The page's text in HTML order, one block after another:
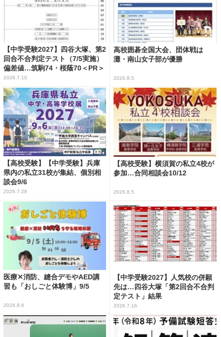
【中学受験2027】四谷大塚、第2
回合不合判定テスト（7/5実施）
偏差値…筑駒74・桜蔭70＜PR＞
2026.7.10
高校囲碁全国大会、団体戦は
灘・南山女子部が優勝
2026.8.5
【高校受験】【中学受験】兵庫
県内の私立31校が集結、個別相
談会9/6
2026.7.28
【高校受験】横須賀の私立4校が
参加…合同相談会10/12
2026.8.5
医療✕消防、縫合デモやAED講
習も「おしごと体験博」9/5
2026.8.6
【中学受験2027】人気校の併願
先は…四谷大塚「第2回合不合判
定テスト」結果
2026.7.16